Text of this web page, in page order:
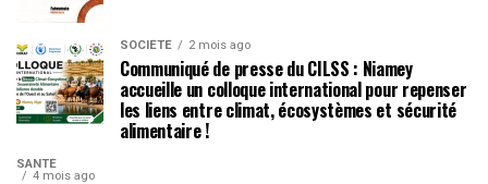
SOCIÉTÉ 2 mois ago
Communiqué de presse du CILSS : Niamey
accueille un colloque international pour repenser
les liens entre climat, écosystèmes et sécurité
alimentaire !
SANTÉ
4 mois ago